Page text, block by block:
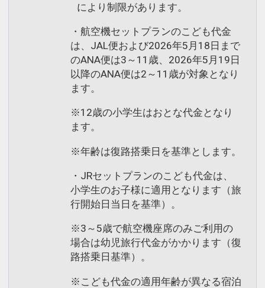
により制限があります。
・航空機セットプランのこども代金
は、JAL便および2026年5月18日まで
のANA便は3～11歳、2026年5月19日
以降のANA便は2～11歳が対象となり
ます。
※12歳の小学生はおとな代金となり
ます。
※年齢は復路搭乗日を基準とします。
・JRセットプランのこども代金は、
小学生のお子様に適用となります（旅
行開始日当日を基準）。
※3～5歳で航空機座席のみご利用の
場合は幼児旅行代金がかかります（復
路搭乗日基準）。
※こども代金の適用年齢が異なる宿泊